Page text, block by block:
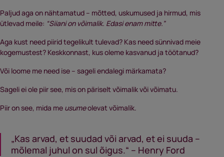
Paljud aga on nähtamatud – mõtted, uskumused ja hirmud, mis
ütlevad meile: “Siiani on võimalik. Edasi enam mitte.”
Aga kust need piirid tegelikult tulevad? Kas need sünnivad meie
kogemustest? Keskkonnast, kus oleme kasvanud ja töötanud?
Või loome me need ise – sageli endalegi märkamata?
Sageli ei ole piir see, mis on päriselt võimalik või võimatu.
Piir on see, mida me usumeolevat võimalik.
„Kas arvad, et suudad või arvad, et ei suuda –
mõlemal juhul on sul õigus.“ – Henry Ford